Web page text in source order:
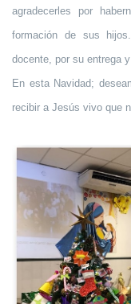
agradecerles por
formación de sus
docente, por su entrega
En esta Navidad;
recibir a Jesús vivo que